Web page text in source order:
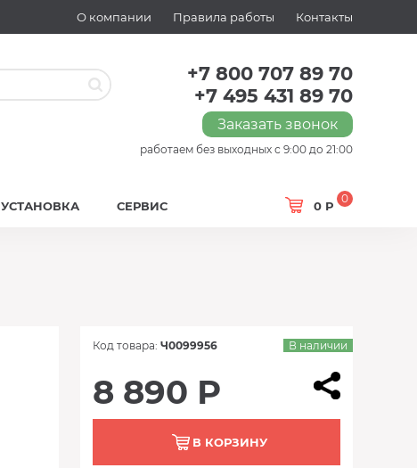
О компании Правила работы Контакты
+7 800 707 89 70
+7 495 431 89 70
Заказать звонок
работаем без выходных с 9:00 до 21:00
0 Р
0
УСТАНОВКА СЕРВИС
Код товара: Ч0099956 В наличии
8 890 Р
В КОРЗИНУ